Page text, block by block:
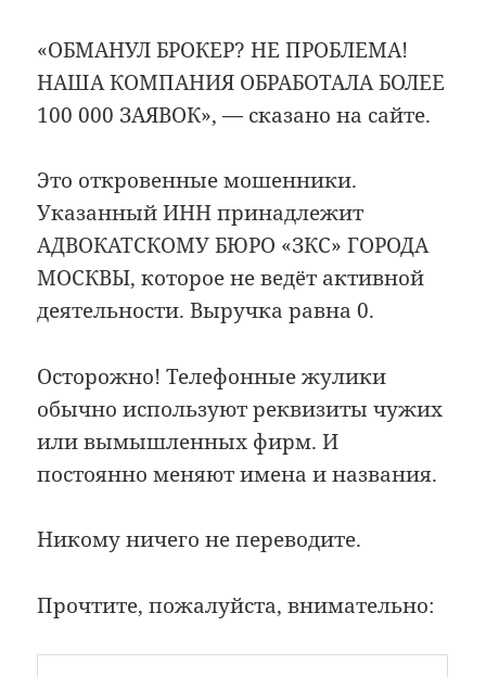
«ОБМАНУЛ БРОКЕР? НЕ ПРОБЛЕМА!
НАША КОМПАНИЯ ОБРАБОТАЛА БОЛЕЕ
100 000 ЗАЯВОК», — сказано на сайте.
Это откровенные мошенники.
Указанный ИНН принадлежит
АДВОКАТСКОМУ БЮРО «ЗКС» ГОРОДА
МОСКВЫ, которое не ведёт активной
деятельности. Выручка равна 0.
Осторожно! Телефонные жулики
обычно используют реквизиты чужих
или вымышленных фирм. И
постоянно меняют имена и названия.
Никому ничего не переводите.
Прочтите, пожалуйста, внимательно: